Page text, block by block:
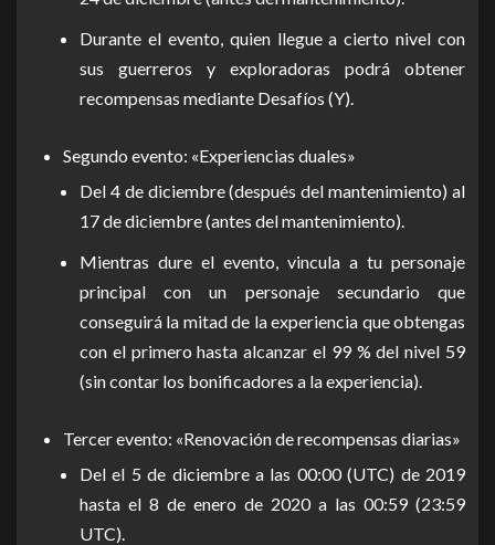
Durante el evento, quien llegue a cierto nivel con
sus guerreros y exploradoras podrá obtener
recompensas mediante Desafíos (Y).
Segundo evento: «Experiencias duales»
Del 4 de diciembre (después del mantenimiento) al
17 de diciembre (antes del mantenimiento).
Mientras dure el evento, vincula a tu personaje
principal con un personaje secundario que
conseguirá la mitad de la experiencia que obtengas
con el primero hasta alcanzar el 99 % del nivel 59
(sin contar los bonificadores a la experiencia).
Tercer evento: «Renovación de recompensas diarias»
Del el 5 de diciembre a las 00:00 (UTC) de 2019
hasta el 8 de enero de 2020 a las 00:59 (23:59
UTC).